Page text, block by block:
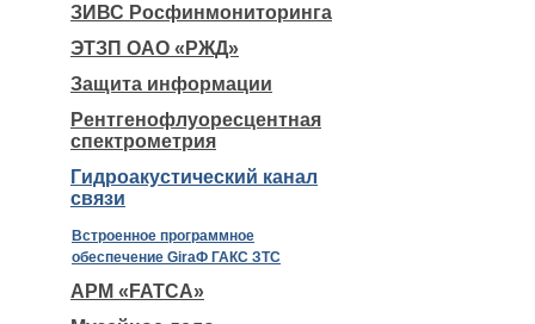
ЗИВС Росфинмониторинга
ЭТЗП ОАО «РЖД»
Защита информации
Рентгенофлуоресцентная
спектрометрия
Гидроакустический канал
связи
Встроенное программное
обеспечение GiraФ ГАКС ЗТС
АРМ «FATCA»